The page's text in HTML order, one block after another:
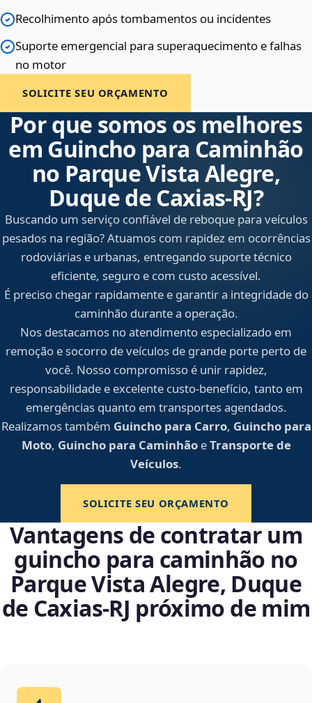
Recolhimento após tombamentos ou incidentes
Suporte emergencial para superaquecimento e falhas
no motor
SOLICITE SEU ORÇAMENTO
Por que somos os melhores
em Guincho para Caminhão
no Parque Vista Alegre,
Duque de Caxias‑RJ?
Buscando um serviço confiável de reboque para veículos
pesados na região? Atuamos com rapidez em ocorrências
rodoviárias e urbanas, entregando suporte técnico
eficiente, seguro e com custo acessível.
É preciso chegar rapidamente e garantir a integridade do
caminhão durante a operação.
Nos destacamos no atendimento especializado em
remoção e socorro de veículos de grande porte perto de
você. Nosso compromisso é unir rapidez,
responsabilidade e excelente custo-benefício, tanto em
emergências quanto em transportes agendados.
Realizamos também Guincho para Carro, Guincho para
Moto, Guincho para CaminhãoeTransporte de
Veículos.
SOLICITE SEU ORÇAMENTO
Vantagens de contratar um
guincho para caminhão no
Parque Vista Alegre, Duque
de Caxias‑RJ próximo de mim